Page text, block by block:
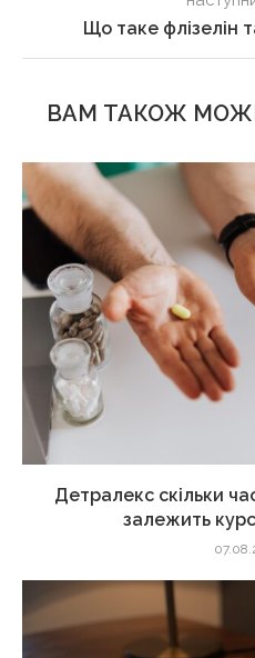
Що таке флізелін
ВАМ ТАКОЖ
Детралекс скільки
залежить